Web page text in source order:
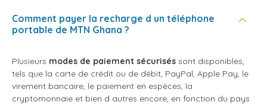
Comment payer la recharge d un téléphone
portable de MTN Ghana ?
Plusieurs modes de paiement sécurisés sont disponibles,
tels que la carte de crédit ou de débit, PayPal, Apple Pay, le
virement bancaire, le paiement en espèces, la
cryptomonnaie et bien d autres encore, en fonction du pays